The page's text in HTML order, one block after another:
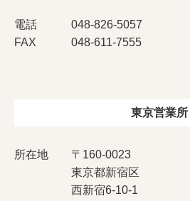
電話
FAX
048-826-5057
048-611-7555
東京営業所
所在地
〒160-0023
東京都新宿区
西新宿6-10-1